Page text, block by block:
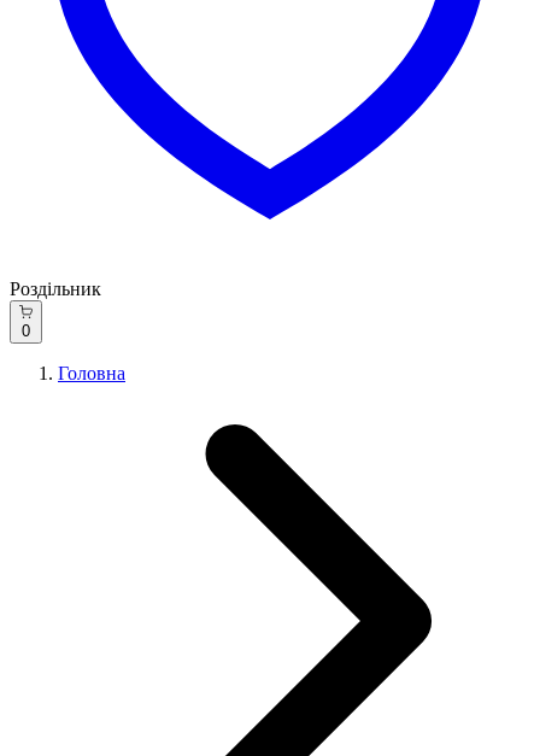
Роздільник
0
Головна